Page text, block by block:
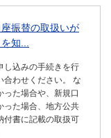
振替の取扱いが
知...
し込みの手続きを行
合わせください。 な
った場合や、新規口
った場合、地方公共
付書に記載の取扱可